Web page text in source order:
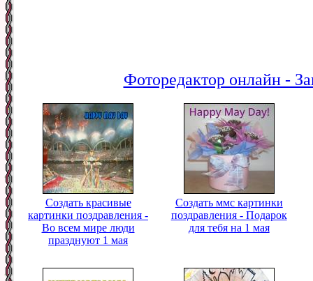
Фоторедактор онлайн -
Создать красивые
картинки поздравления -
Во всем мире люди
празднуют 1 мая
Создать ммс картинки
поздравления - Подарок
для тебя на 1 мая